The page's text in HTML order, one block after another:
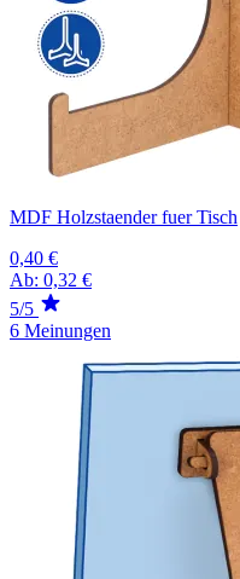
MDF Holzstaender fuer Tisch
0,40 €
Ab: 0,32 €
5/5
6 Meinungen